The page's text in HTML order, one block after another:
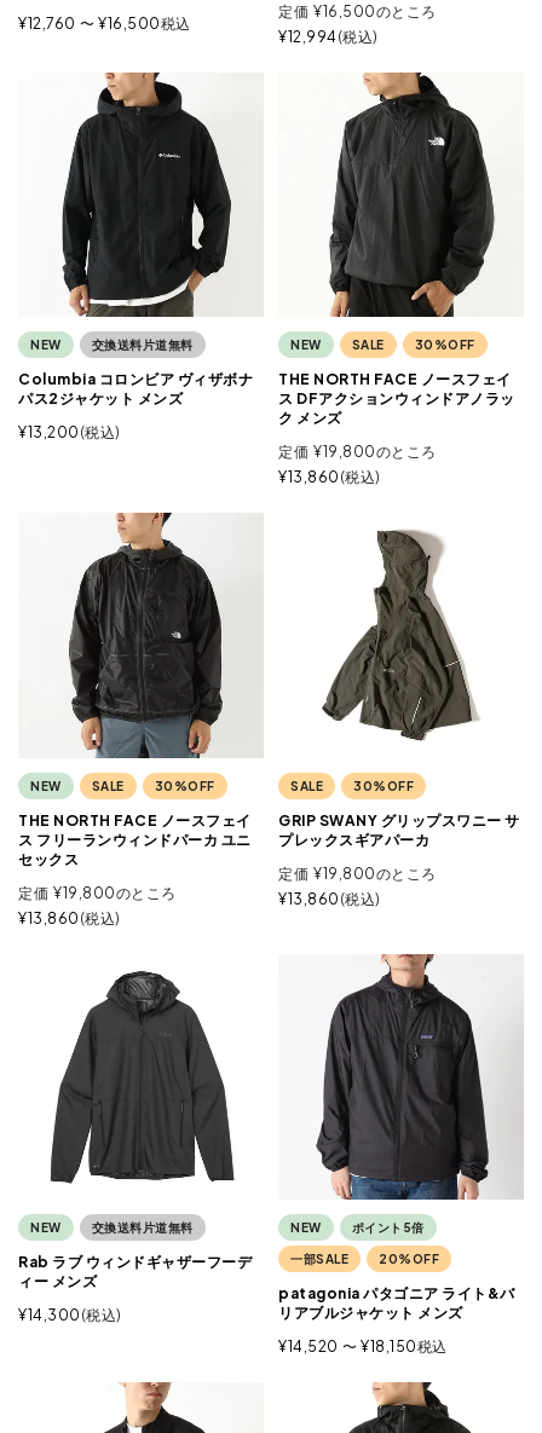
¥12,760 〜 ¥16,500税込
定価 ¥16,500のところ
¥12,994 税込
NEW 交換送料片道無料
Columbia コロンビア ヴィザボナ
パス2ジャケット メンズ
¥13,200 税込
NEW SALE 30%OFF
THE NORTH FACE ノースフェイ
ス DFアクションウィンドアノラッ
ク メンズ
定価 ¥19,800のところ
¥13,860 税込
NEW SALE 30%OFF
THE NORTH FACE ノースフェイ
ス フリーランウィンドパーカ ユニ
セックス
定価 ¥19,800のところ
¥13,860 税込
SALE 30%OFF
GRIP SWANY グリップスワニー サ
プレックスギアパーカ
定価 ¥19,800のところ
¥13,860 税込
NEW 交換送料片道無料
Rab ラブ ウィンドギャザーフーデ
ィー メンズ
¥14,300 税込
NEW ポイント5倍
一部SALE 20%OFF
patagonia パタゴニア ライト&バ
リアブルジャケット メンズ
¥14,520 〜 ¥18,150税込